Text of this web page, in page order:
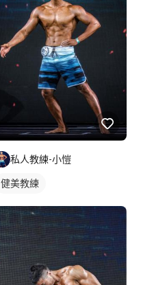
私人教練-小愷
健美教練